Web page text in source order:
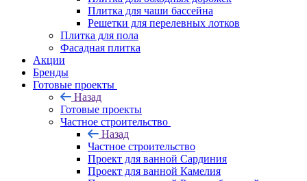
Плитка для чаши бассейна
Решетки для перелевных лотков
Плитка для пола
Фасадная плитка
Акции
Бренды
Готовые проекты
Назад
Готовые проекты
Частное строительство
Назад
Частное строительство
Проект для ванной Сардиния
Проект для ванной Камелия